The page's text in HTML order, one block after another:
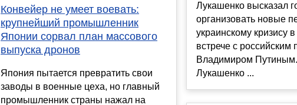
Конвейер не умеет воевать:
крупнейший промышленник
Японии сорвал план массового
выпуска дронов
Япония пытается превратить свои
заводы в военные цеха, но главный
промышленник страны нажал на
Лукашенко высказал
организовать новые
украинскому кризису
встрече с российским
Владимиром
Лукашенко ...